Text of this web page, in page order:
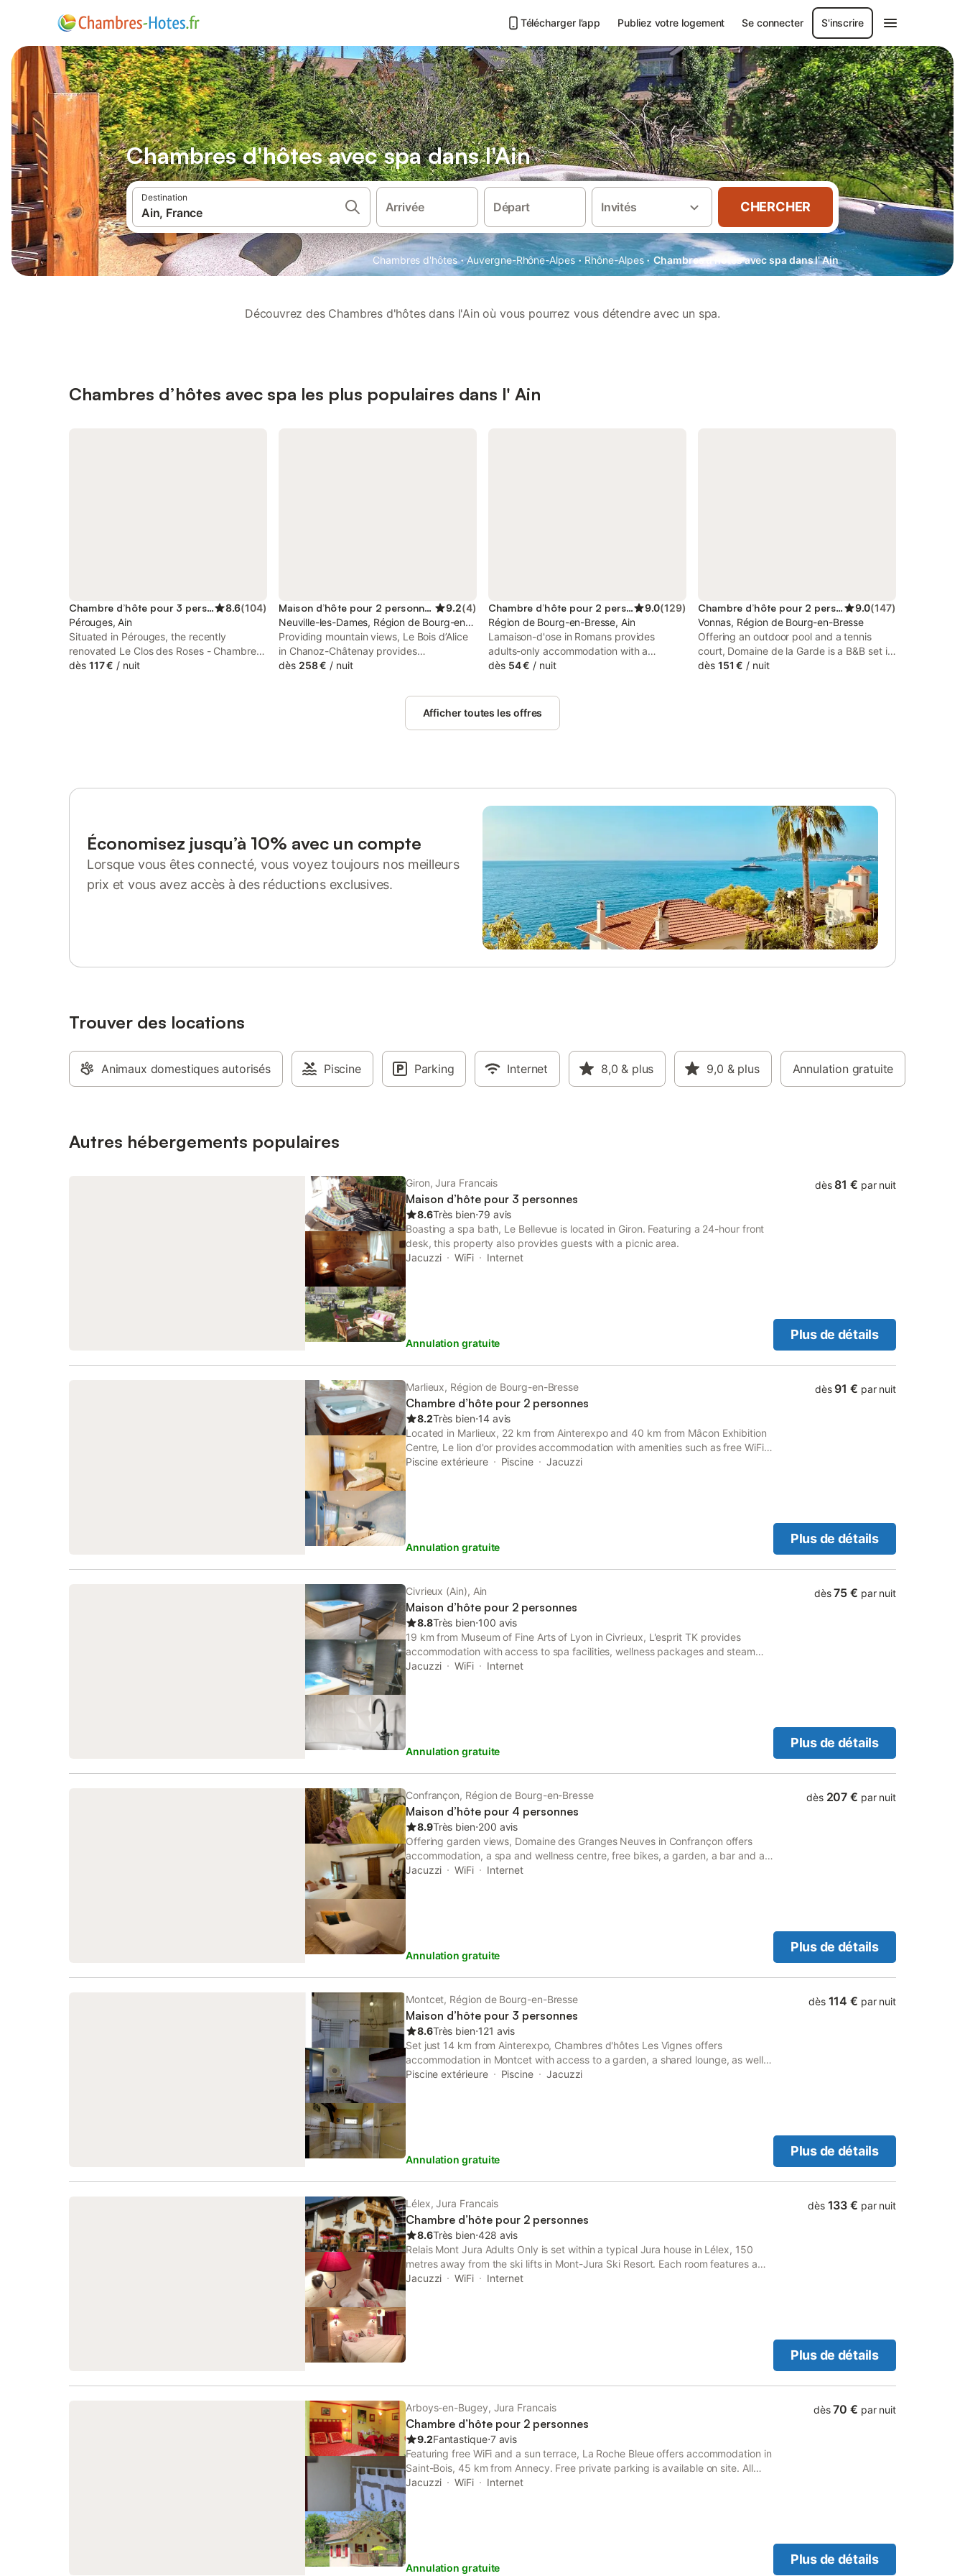
Télécharger l’app Publiez votre logement Se connecter S'inscrire
Chambres d'hôtes avec spa dans l'Ain
Destination
Arrivée Départ Invités CHERCHER
Chambres d'hôtes · Auvergne-Rhône-Alpes · Rhône-Alpes · Chambres d’hôtes avec spa dans l' Ain
Découvrez des Chambres d'hôtes dans l'Ain où vous pourrez vous détendre avec un spa.
Chambres d’hôtes avec spa les plus populaires dans l' Ain
Chambre d’hôte pour 3 personnes 8.6(104)
Pérouges, Ain
Situated in Pérouges, the recently
renovated Le Clos des Roses - Chambre
d'hôtes features accommodation 35 km
dès 117 € / nuit
Maison d’hôte pour 2 personnes 9.2(4)
Neuville-les-Dames, Région de Bourg-en-Bresse
Providing mountain views, Le Bois d’Alice
in Chanoz-Châtenay provides
accommodation, pool with a view, an
dès 258 € / nuit
Chambre d’hôte pour 2 personnes 9.0(129)
Région de Bourg-en-Bresse, Ain
Lamaison-d'ose in Romans provides
adults-only accommodation with a
seasonal outdoor swimming pool, an
day security, this property also provides
guests with a sun terrace.
dès 54 € / nuit
Chambre d’hôte pour 2 personnes 9.0(147)
Vonnas, Région de Bourg-en-Bresse
Offering an outdoor pool and a tennis
court, Domaine de la Garde is a B&B set in
a restored farmhouse located in Vonnas.
dès 151 € / nuit
Afficher toutes les offres
Économisez jusqu’à 10% avec un compte
Lorsque vous êtes connecté, vous voyez toujours nos meilleurs
prix et vous avez accès à des réductions exclusives.
Trouver des locations
Animaux domestiques autorisés Piscine Parking Internet 8,0 & plus 9,0 & plus Annulation gratuite
Autres hébergements populaires
Giron, Jura Francais
Maison d’hôte pour 3 personnes
8.6Très bien⋅79 avis
Boasting a spa bath, Le Bellevue is located in Giron. Featuring a 24-hour front
desk, this property also provides guests with a picnic area.
Jacuzzi
WiFi Internet
Annulation gratuite
dès 81 € par nuit
Plus de détails
Marlieux, Région de Bourg-en-Bresse
Chambre d’hôte pour 2 personnes
8.2Très bien⋅14 avis
Located in Marlieux, 22 km from Ainterexpo and 40 km from Mâcon Exhibition
Centre, Le lion d'or provides accommodation with amenities such as free WiFi
and a flat-screen TV. It is set 44 km from LDLC Arena and provides bicycle
Piscine extérieure Piscine Jacuzzi
Annulation gratuite
dès 91 € par nuit
Plus de détails
Civrieux (Ain), Ain
Maison d’hôte pour 2 personnes
8.8Très bien⋅100 avis
19 km from Museum of Fine Arts of Lyon in Civrieux, L'esprit TK provides
accommodation with access to spa facilities, wellness packages and steam
room. Featuring a shared kitchen, this property also provides guests with a
Jacuzzi WiFi Internet
Annulation gratuite
dès 75 € par nuit
Plus de détails
Confrançon, Région de Bourg-en-Bresse
Maison d’hôte pour 4 personnes
8.9Très bien⋅200 avis
Offering garden views, Domaine des Granges Neuves in Confrançon offers
accommodation, a spa and wellness centre, free bikes, a garden, a bar and a
shared lounge. This property offers access to table tennis, darts and free
Jacuzzi WiFi Internet
Annulation gratuite
dès 207 € par nuit
Plus de détails
Montcet, Région de Bourg-en-Bresse
Maison d’hôte pour 3 personnes
8.6Très bien⋅121 avis
Set just 14 km from Ainterexpo, Chambres d'hôtes Les Vignes offers
accommodation in Montcet with access to a garden, a shared lounge, as well
as a shared kitchen. This property offers access to table tennis, darts and free
Piscine extérieure Piscine Jacuzzi
Annulation gratuite
dès 114 € par nuit
Plus de détails
Lélex, Jura Francais
Chambre d’hôte pour 2 personnes
8.6Très bien⋅428 avis
Relais Mont Jura Adults Only is set within a typical Jura house in Lélex, 150
metres away from the ski lifts in Mont-Jura Ski Resort. Each room features a
private bathroom with a bath or a shower. Guests staying in a suite have
Jacuzzi WiFi Internet
dès 133 € par nuit
Plus de détails
Arboys-en-Bugey, Jura Francais
Chambre d’hôte pour 2 personnes
9.2Fantastique⋅7 avis
Featuring free WiFi and a sun terrace, La Roche Bleue offers accommodation in
Saint-Bois, 45 km from Annecy. Free private parking is available on site. All
rooms are fitted with a flat-screen TV. You will find a kettle in the room.
Jacuzzi WiFi Internet
Annulation gratuite
dès 70 € par nuit
Plus de détails